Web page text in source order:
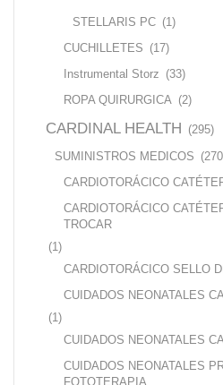
STELLARIS PC (1)
CUCHILLETES (17)
Instrumental Storz (33)
ROPA QUIRURGICA (2)
CARDINAL HEALTH (295)
SUMINISTROS MEDICOS
CARDIOTORÁCICO
CARDIOTORÁCICO
TROCAR
(1)
CARDIOTORÁCICO SELLO
CUIDADOS NEONATALES
(1)
CUIDADOS NEONATALES
CUIDADOS NEONATALES
FOTOTERAPIA